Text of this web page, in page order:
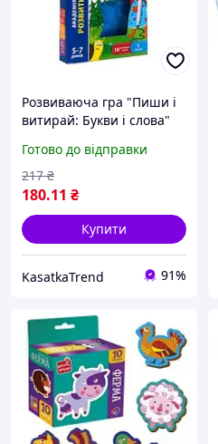
Розвиваюча гра "Пиши і
витирай: Букви і слова"
Готово до відправки
180.11 ₴
217 ₴
Купити
KasatkaTrend 91%